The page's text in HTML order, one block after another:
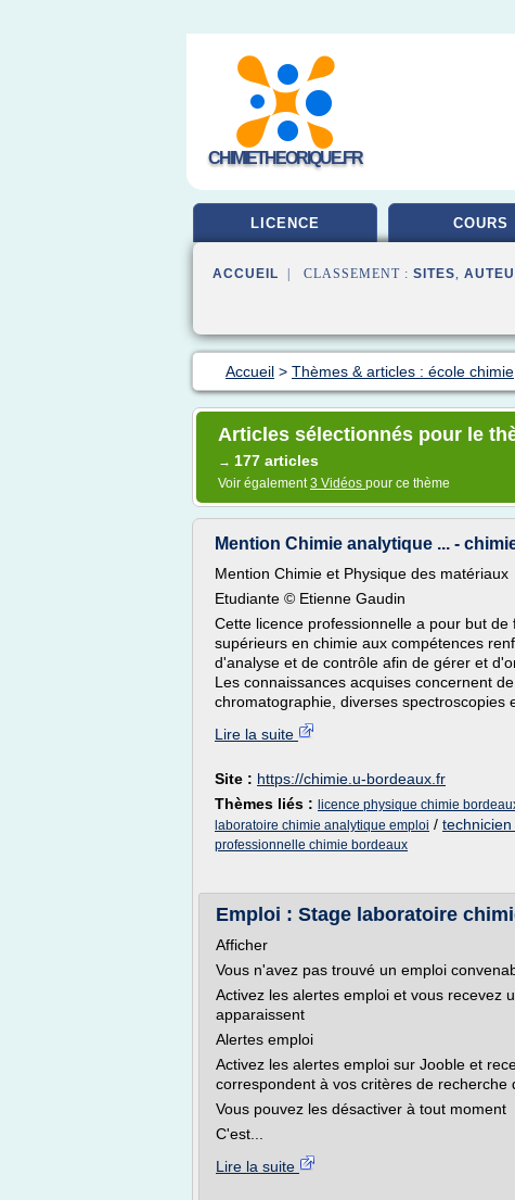
CHIMIETHEORIQUE.FR
LICENCE COURS
ACCUEIL | CLASSEMENT : SITES,
Accueil > Thèmes & articles : école chimie
Articles sélectionnés pour le
→ 177 articles
Voir également3 Vidéos pour ce thème
Mention Chimie analytique ... -
Mention Chimie et Physique des matériaux
Etudiante © Etienne Gaudin
Cette licence professionnelle a pour but
supérieurs en chimie aux compétences
d'analyse et de contrôle afin de gérer et
Les connaissances acquises concernent
chromatographie, diverses spectroscopies
Lire la suite
Site : https://chimie.u-bordeaux.fr
Thèmes liés : licence physique chimie
laboratoire chimie analytique emploi /
professionnelle chimie bordeaux
Emploi : Stage laboratoire
Afficher
Vous n'avez pas trouvé un emploi
Activez les alertes emploi et vous recevez
apparaissent
Alertes emploi
Activez les alertes emploi sur Jooble et
correspondent à vos critères de
Vous pouvez les désactiver à tout moment
C'est...
Lire la suite